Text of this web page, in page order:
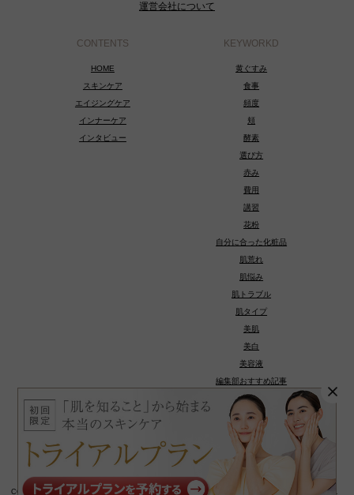
運営会社について
CONTENTS
HOME
スキンケア
エイジングケア
インナーケア
インタビュー
KEYWORKD
黄ぐすみ
食事
頻度
頬
酵素
選び方
赤み
費用
講習
花粉
自分に合った化粧品
肌荒れ
肌悩み
肌トラブル
肌タイプ
美肌
美白
美容液
編集部おすすめ記事
種類
COPYRIGHT © 若々しい美肌へ導くスキンケアお役立ちメディア：シーボンビューティージャーナル.